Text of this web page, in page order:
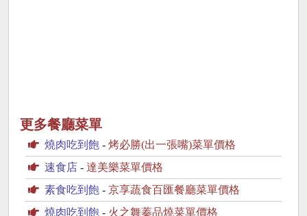
更多餐廳菜單
燒肉吃到飽 - 烤必勝(出一張嘴)菜單價格
速食店 - 達美樂菜單價格
素食吃到飽 - 京享蔬食百匯餐廳菜單價格
燒肉吃到飽 - 火之舞蓁品燒菜單價格